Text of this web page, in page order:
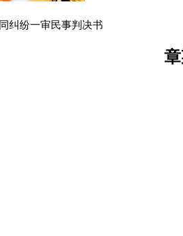
纠纷一审民事判决书